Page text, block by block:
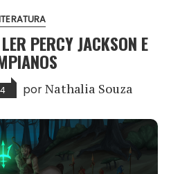
PERCY JACKSON E
porNathalia Souza